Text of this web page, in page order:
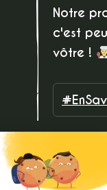
Notre
c'est
vôtre !